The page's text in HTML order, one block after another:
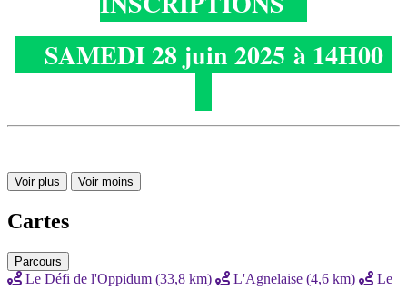
SAMEDI 28 juin 2025 à 14H00
Voir plus Voir moins
Cartes
Parcours
Le Défi de l'Oppidum (33,8 km) L'Agnelaise (4,6 km)
Le